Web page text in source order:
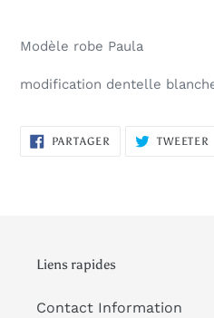
Modèle robe Paula
modification dentelle
PARTAGER PARTAGER
SUR
TWEETER
Liens rapides
Contact Information